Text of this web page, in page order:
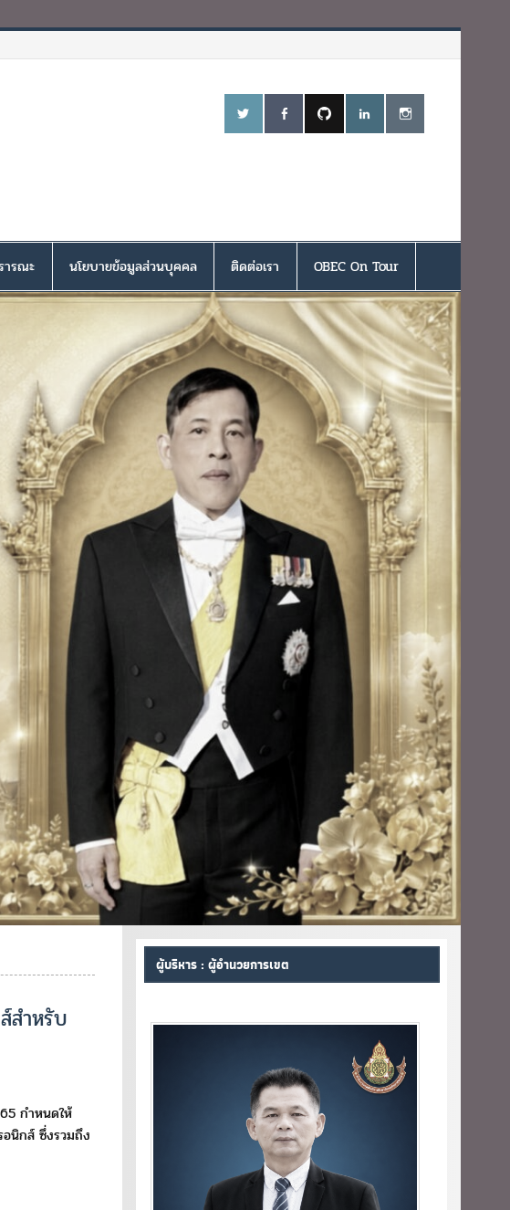
ารณะ นโยบายข้อมูลส่วนบุคคล ติดต่อเรา OBEC On Tour
สำหรับ
กำหนดให้
นิกส์ ซึ่งรวมถึง
ผู้บริหาร : ผู้อำนวยการเขต